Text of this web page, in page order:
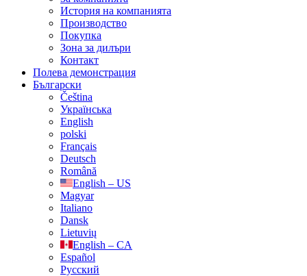
История на компанията
Производство
Покупка
Зона за дилъри
Контакт
Полева демонстрация
Български
Čeština
Українська
English
polski
Français
Deutsch
Română
English – US
Magyar
Italiano
Dansk
Lietuvių
English – CA
Español
Русский